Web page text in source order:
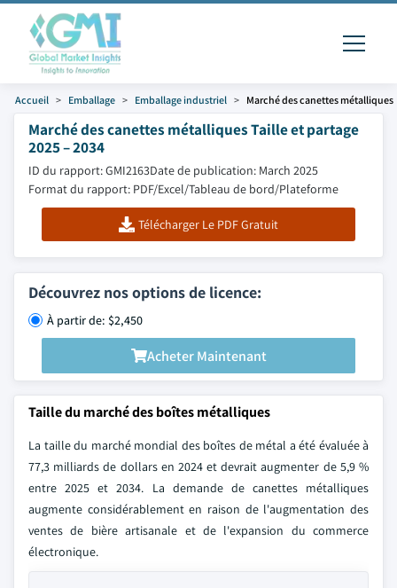
Accueil Emballage Emballage industriel Marché des canettes métalliques
Marché des canettes métalliques Taille et partage
2025 – 2034
ID du rapport: GMI2163Date de publication: March 2025
Format du rapport: PDF/Excel/Tableau de bord/Plateforme
Télécharger Le PDF Gratuit
Découvrez nos options de licence:
À partir de: $2,450
Acheter Maintenant
Taille du marché des boîtes métalliques
La taille du marché mondial des boîtes de métal a été évaluée à
77,3 milliards de dollars en 2024 et devrait augmenter de 5,9 %
entre 2025 et 2034. La demande de canettes métalliques
augmente considérablement en raison de l'augmentation des
ventes de bière artisanale et de l'expansion du commerce
électronique.